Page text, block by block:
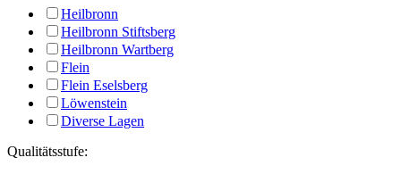
Heilbronn
Heilbronn Stiftsberg
Heilbronn Wartberg
Flein
Flein Eselsberg
Löwenstein
Diverse Lagen
Qualitätsstufe: